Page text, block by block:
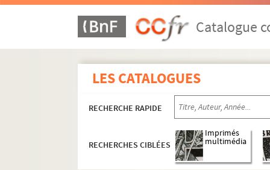
Catalogue
LES CATALOGUES
RECHERCHE RAPIDE
RECHERCHES CIBLÉES
Imprimés
multimédia